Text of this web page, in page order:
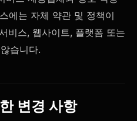
에는 자체 약관 및 정책이
비스, 웹사이트, 플랫폼 또는
습니다.
변경 사항